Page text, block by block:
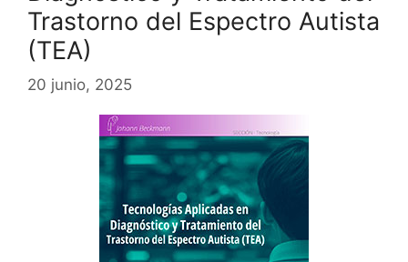
Trastorno del Espectro Autista
(TEA)
20 junio, 2025